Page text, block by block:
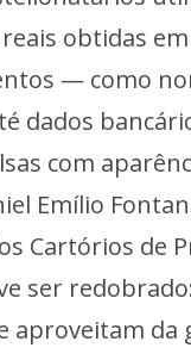
obtidas em
— como
dados
com
Emílio
Cartórios de
ser
aproveitam da